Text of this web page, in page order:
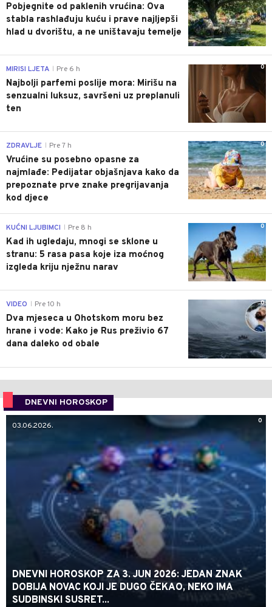
Pobjegnite od paklenih vrućina: Ova
stabla rashlađuju kuću i prave najljepši
hlad u dvorištu, a ne uništavaju temelje
0
MIRISI LJETA Pre 6 h
Najbolji parfemi poslije mora: Mirišu na
senzualni luksuz, savršeni uz preplanuli
ten
0
ZDRAVLJE Pre 7 h
Vrućine su posebno opasne za
najmlađe: Pedijatar objašnjava kako da
prepoznate prve znake pregrijavanja
kod djece
0
KUĆNI LJUBIMCI Pre 8 h
Kad ih ugledaju, mnogi se sklone u
stranu: 5 rasa pasa koje iza moćnog
izgleda kriju nježnu narav
0
VIDEO Pre 10 h
Dva mjeseca u Ohotskom moru bez
hrane i vode: Kako je Rus preživio 67
dana daleko od obale
DNEVNI HOROSKOP
0
03.06.2026.
DNEVNI HOROSKOP ZA 3. JUN 2026: JEDAN ZNAK
DOBIJA NOVAC KOJI JE DUGO ČEKAO, NEKO IMA
SUDBINSKI SUSRET...